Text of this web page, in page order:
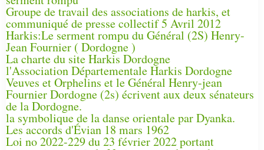
Groupe de travail des associations de harkis, et
communiqué de presse collectif 5 Avril 2012
Harkis:Le serment rompu du Général (2S) Henry-
Jean Fournier ( Dordogne )
La charte du site Harkis Dordogne
l'Association Départementale Harkis Dordogne
Veuves et Orphelins et le Général Henry-jean
Fournier Dordogne (2s) écrivent aux deux sénateurs
de la Dordogne.
la symbolique de la danse orientale par Dyanka.
Les accords d'Évian 18 mars 1962
Loi no 2022-229 du 23 février 2022 portant